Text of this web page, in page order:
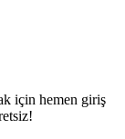
için hemen giriş